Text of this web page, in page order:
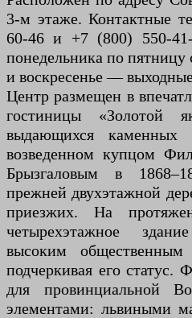
3-м этаже. Контактные
60-46 и +7 (800) 550-
понедельника по пятницу
и воскресенье —
Центр размещен в
гостиницы
выдающихся каменных
возведенном купцом
Брызгаловым в
прежней двухэтажной
приезжих. На
четырехэтажное
высоким
подчеркивая его статус.
для провинциальной
элементами: львиными